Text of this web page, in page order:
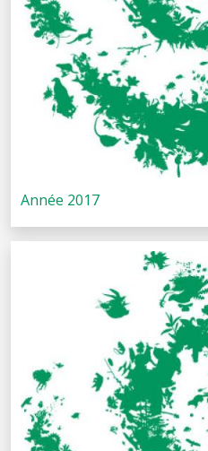
Année 2017